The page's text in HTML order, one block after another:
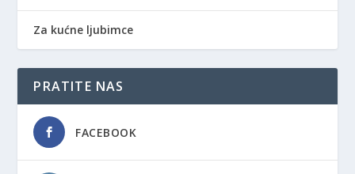
Za kućne ljubimce
PRATITE NAS
FACEBOOK